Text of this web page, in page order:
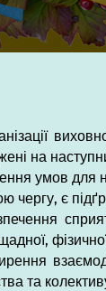
на
умов для
чергу, є
та